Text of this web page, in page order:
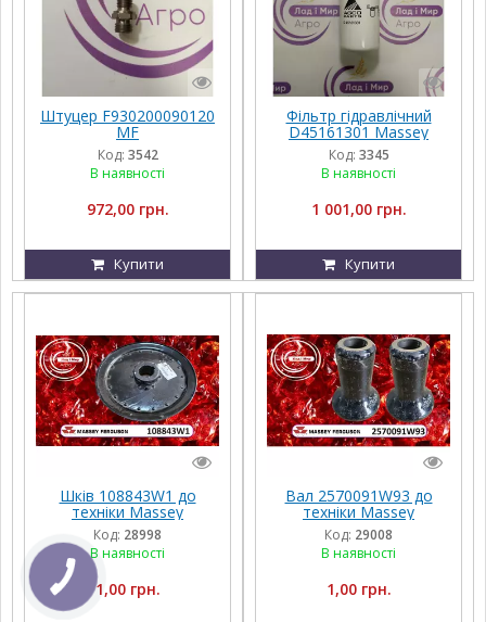
Штуцер F930200090120
MF
Код: 3542
В наявності
972,00 грн.
Купити
Фільтр гідравлічний
D45161301 Massey
Ferguson
Код: 3345
В наявності
1 001,00 грн.
Купити
Шкiв 108843W1 до
техніки Massey
Ferguson, FENDT,
Challenger, Agco Parts
Код: 28998
В наявності
1,00 грн.
Вал 2570091W93 до
техніки Massey
Ferguson, FENDT,
Challenger, Agco Parts
Код: 29008
В наявності
1,00 грн.